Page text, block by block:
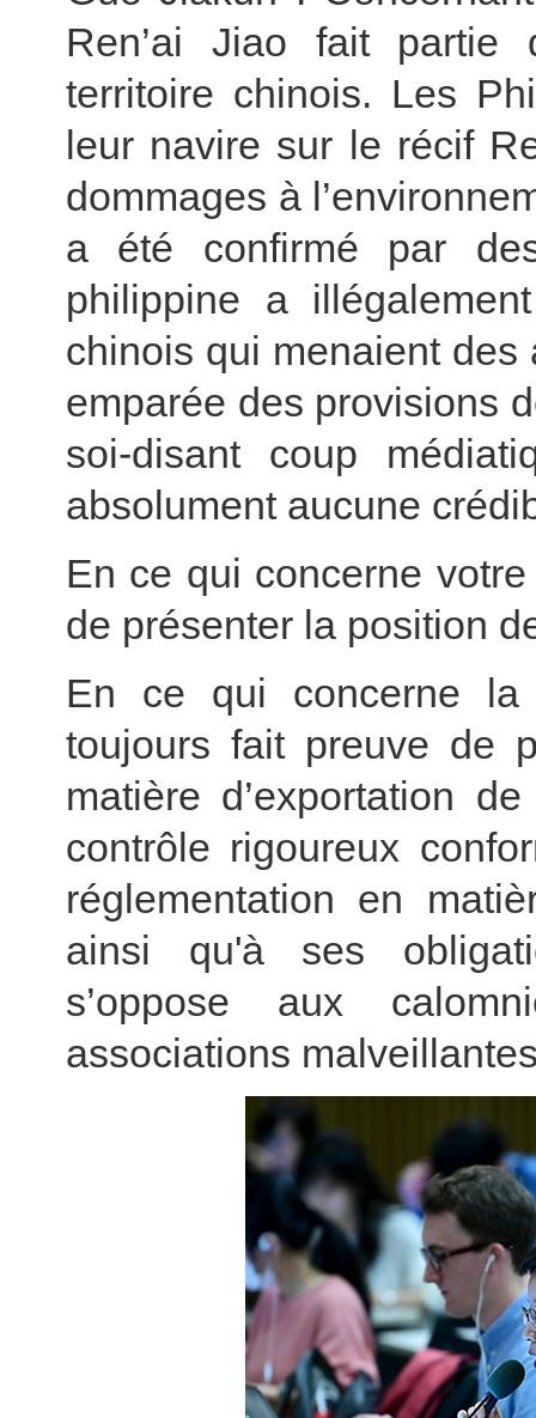
Ren’ai Jiao fait
territoire chinois. Les
leur navire sur le récif
dommages à
a été confirmé par
philippine a
chinois qui menaient des
emparée des provisions
soi-disant coup
absolument aucune
En ce qui concerne
de présenter la position
En ce qui concerne la
toujours fait preuve de
matière d’exportation
contrôle rigoureux
réglementation en
ainsi qu'à ses
s’oppose aux
associations